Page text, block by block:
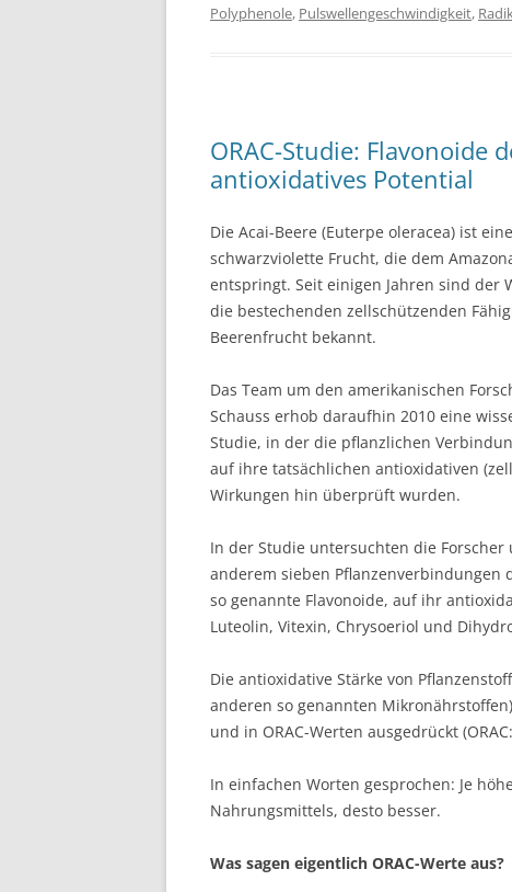
Polyphenole, Pulswellengeschwindigkeit,
ORAC-Studie: Flavonoide
antioxidatives Potential
Die Acai-Beere (Euterpe oleracea) ist eine
schwarzviolette Frucht, die dem
entspringt. Seit einigen Jahren sind der
die bestechenden zellschützenden
Beerenfrucht bekannt.
Das Team um den amerikanischen
Schauss erhob daraufhin 2010 eine
Studie, in der die pflanzlichen
auf ihre tatsächlichen antioxidativen
Wirkungen hin überprüft wurden.
In der Studie untersuchten die Forscher
anderem sieben Pflanzenverbindungen
so genannte Flavonoide, auf ihr
Luteolin, Vitexin, Chrysoeriol und
Die antioxidative Stärke von
anderen so genannten
und in ORAC-Werten ausgedrückt
In einfachen Worten gesprochen: Je
Nahrungsmittels, desto besser.
Was sagen eigentlich ORAC-Werte aus?